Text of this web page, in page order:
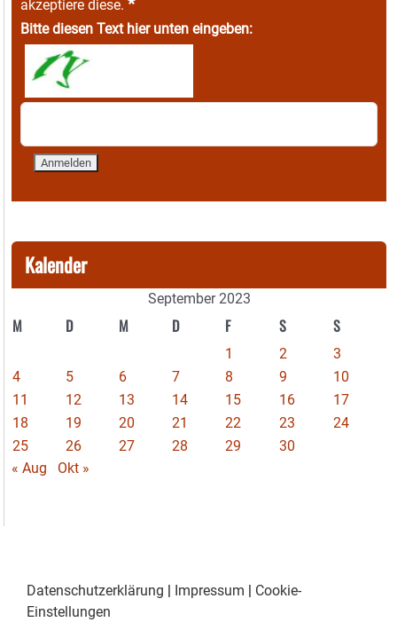
akzeptiere diese.
Bitte diesen Text hier unten eingeben:
Kalender
September 2023
M D M D F S S
1 2
3
4
5 6 7 8 9
10
11
12 13 14 15 16
17
18
19 20 21 22 23
24
25
26 27 28 29
30
« Aug
Okt »
Datenschutzerklärung | Impressum | Cookie-
Einstellungen